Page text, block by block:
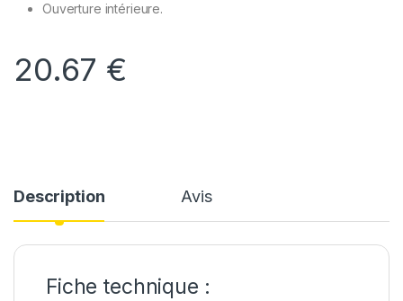
Ouverture intérieure.
20.67 €
Description Avis
Fiche technique :